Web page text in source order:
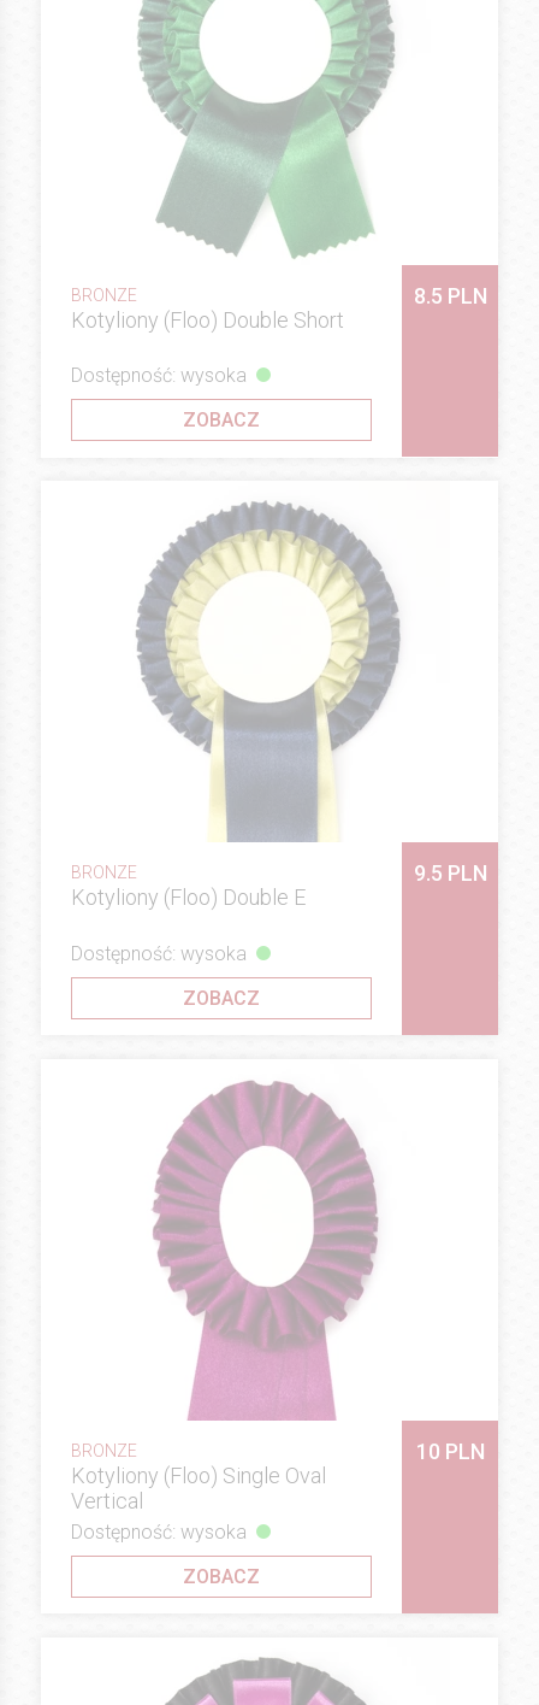
BRONZE
Kotyliony (Floo) Double Short
8.5 PLN
Dostępność: wysoka
ZOBACZ
BRONZE
Kotyliony (Floo) Double E
9.5 PLN
Dostępność: wysoka
ZOBACZ
BRONZE
Kotyliony (Floo) Single Oval
Vertical
10 PLN
Dostępność: wysoka
ZOBACZ